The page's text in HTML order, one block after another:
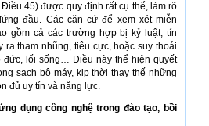
45) được quy định rất cụ thể, làm rõ
đầu. Các căn cứ để xem xét miễn
gồm cả các trường hợp bị kỷ luật, tín
ra tham nhũng, tiêu cực, hoặc suy thoái
đức, lối sống… Điều này thể hiện quyết
sạch bộ máy, kịp thời thay thế những
đủ uy tín và năng lực.
dụng công nghệ trong đào tạo, bồi